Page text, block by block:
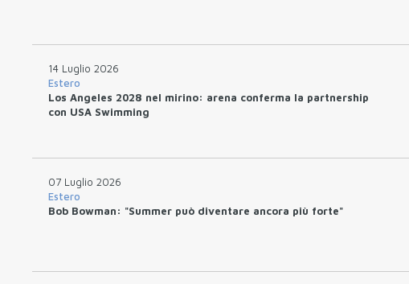
14 Luglio 2026
Estero
Los Angeles 2028 nel mirino: arena conferma la partnership
con USA Swimming
07 Luglio 2026
Estero
Bob Bowman: "Summer può diventare ancora più forte"